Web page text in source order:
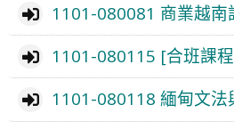
1101-080081 商業越南
1101-080115 [合班課
1101-080118 緬甸文法